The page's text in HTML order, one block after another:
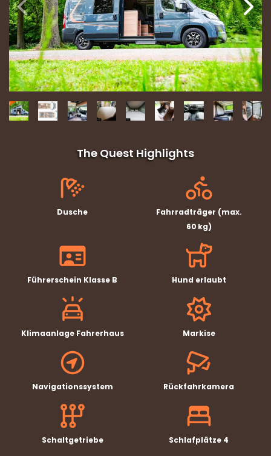
The Quest Highlights
Dusche
Fahrradträger (max.
60 kg)
Führerschein Klasse B Hund erlaubt
Klimaanlage Fahrerhaus Markise
Navigationssystem Rückfahrkamera
Schaltgetriebe Schlafplätze 4